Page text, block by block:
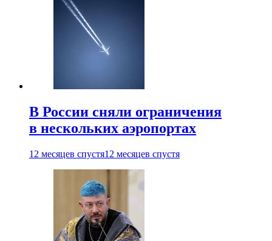
В России сняли ограничения
в нескольких аэропортах
12 месяцев спустя12 месяцев спустя